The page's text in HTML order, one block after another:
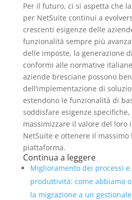
Per il futuro, ci si aspetta che
per NetSuite continui a
crescenti esigenze delle
funzionalità sempre più
delle imposte, la generazione
conformi alle normative
aziende bresciane possono
dell’implementazione di
estendono le funzionalità di
soddisfare esigenze
massimizzare il valore del loro
NetSuite e ottenere il massimo
piattaforma.
Continua a leggere
Miglioramento dei processi
produttività: come abbiamo
la migrazione a un